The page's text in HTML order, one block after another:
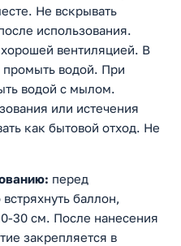
Не вскрывать
использования.
вентиляцией. В
промыть водой. При
водой с мылом.
или истечения
как бытовой отход. Не
перед
баллон,
30 см. После нанесения
закрепляется в